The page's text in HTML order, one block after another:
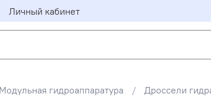
Личный кабинет
Модульная гидроаппаратура Дроссели